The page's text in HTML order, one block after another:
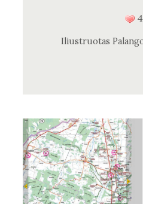
4
Iliustruotas